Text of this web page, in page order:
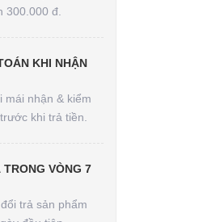
300.000 đ.
KHI NHẬN
mái nhận & kiểm
khi trả tiền.
VÒNG 7
trả sản phẩm